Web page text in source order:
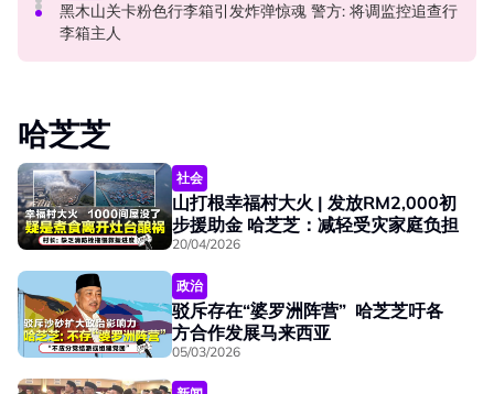
驳斥全国大选提前举行 法米：各成员党承诺挺政府至届满
特别点名望万、双溪乌浪 韩沙: 宏愿党也要守现有甲州议
席!
黑木山关卡粉色行李箱引发炸弹惊魂 警方: 将调监控追查行
李箱主人
哈芝芝
社会
山打根幸福村大火 | 发放RM2,000初
步援助金 哈芝芝：减轻受灾家庭负担
20/04/2026
政治
驳斥存在“婆罗洲阵营” 哈芝芝吁各
方合作发展马来西亚
05/03/2026